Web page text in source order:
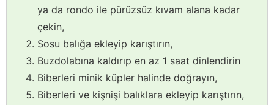
ya da rondo ile pürüzsüz kıvam alana kadar
çekin,
Sosu balığa ekleyip karıştırın,
Buzdolabına kaldırıp en az 1 saat dinlendirin
Biberleri minik küpler halinde doğrayın,
Biberleri ve kişnişi balıklara ekleyip karıştırın,